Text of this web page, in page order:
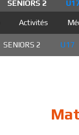
SENIORS 2
Activités
SENIORS 2 U17